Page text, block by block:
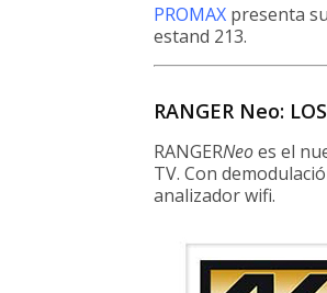
PROMAX presenta
estand 213.
RANGER Neo:
RANGERNeoes el
TV. Con
analizador wifi.